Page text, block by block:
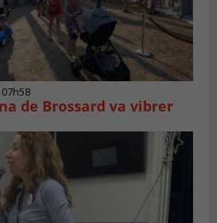
de Brossard va vibrer